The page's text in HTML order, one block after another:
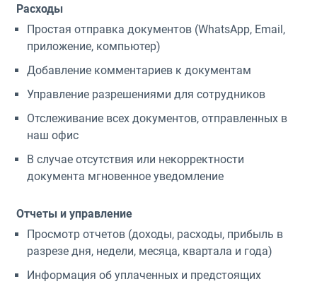
Расходы
Простая отправка документов (WhatsApp, Email,
приложение, компьютер)
Добавление комментариев к документам
Управление разрешениями для сотрудников
Отслеживание всех документов, отправленных в
наш офис
В случае отсутствия или некорректности
документа мгновенное уведомление
Отчеты и управление
Просмотр отчетов (доходы, расходы, прибыль в
разрезе дня, недели, месяца, квартала и года)
Информация об уплаченных и предстоящих